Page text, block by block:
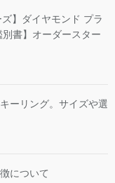
】ダイヤモンド プラ
書】オーダースター
ーリング。サイズや選
について